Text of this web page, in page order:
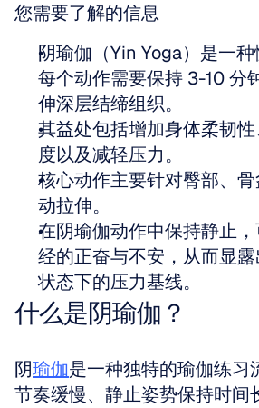
您需要了解的信息
阴瑜伽（Yin Yoga）是一种
每个动作需要保持 3-10 分
伸深层结缔组织。
其益处包括增加身体柔韧
度以及减轻压力。
核心动作主要针对臀部、
动拉伸。
在阴瑜伽动作中保持静止
经的正奋与不安，从而显
状态下的压力基线。
什么是阴瑜伽？
阴瑜伽是一种独特的瑜伽练习
节奏缓慢、静止姿势保持时间